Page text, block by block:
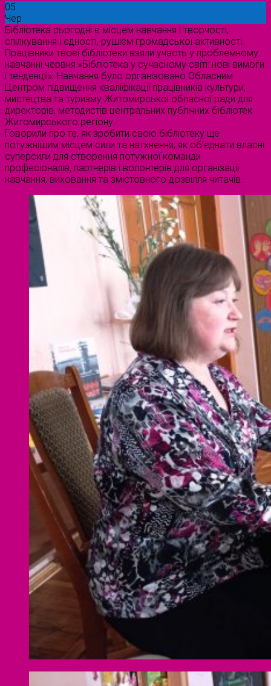
05
Чер
Бібліотека сьогодні є місцем навчання і творчості,
спілкування і єдності, рушієм громадської активності.
Працівники твоєї бібліотеки взяли участь у проблемному
навчанні червня «Бібліотека у сучасному світі: нові вимоги
і тенденції». Навчання було організовано Обласним
Центром підвищення кваліфікації працівників культури,
мистецтва та туризму Житомирської обласної ради для
директорів, методистів центральних публічних бібліотек
Житомирського регіону.
Говорили про те, як зробити свою бібліотеку ще
потужнішим місцем сили та натхнення, як об’єднати власні
суперсили для створення потужної команди
професіоналів, партнерів і волонтерів для організації
навчання, виховання та змістовного дозвілля читачів.